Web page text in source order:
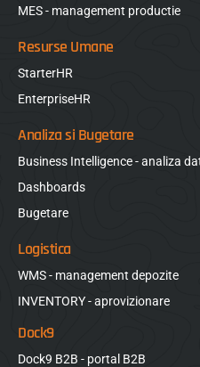
MES - management productie
Resurse Umane
StarterHR
EnterpriseHR
Analiza si Bugetare
Business Intelligence - analiza
Dashboards
Bugetare
Logistica
WMS - management depozite
INVENTORY - aprovizionare
Dock9
Dock9 B2B - portal B2B